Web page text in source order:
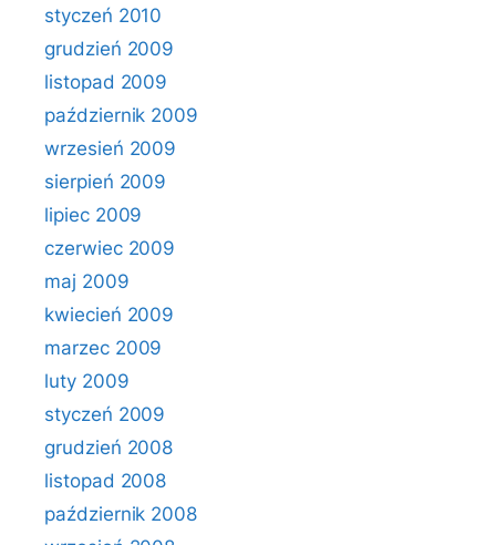
styczeń 2010
grudzień 2009
listopad 2009
październik 2009
wrzesień 2009
sierpień 2009
lipiec 2009
czerwiec 2009
maj 2009
kwiecień 2009
marzec 2009
luty 2009
styczeń 2009
grudzień 2008
listopad 2008
październik 2008